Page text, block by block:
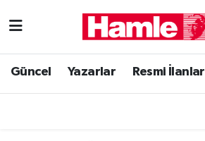
Güncel Yazarlar Resmi İlanlar
Güncel
Muğla Nöbetçi Eczaneler